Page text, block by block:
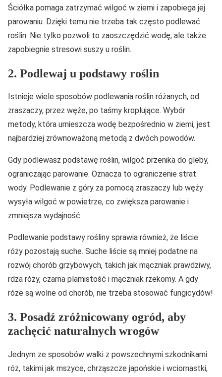
Ściółka pomaga zatrzymać wilgoć w ziemi i zapobiega jej
parowaniu. Dzięki temu nie trzeba tak często podlewać
roślin. Nie tylko pozwoli to zaoszczędzić wodę, ale także
zapobiegnie stresowi suszy u roślin.
2. Podlewaj u podstawy roślin
Istnieje wiele sposobów podlewania roślin różanych, od
zraszaczy, przez węże, po taśmy kroplujące. Wybór
metody, która umieszcza wodę bezpośrednio w ziemi, jest
najbardziej zrównoważoną metodą z dwóch powodów.
Gdy podlewasz podstawę roślin, wilgoć przenika do gleby,
ograniczając parowanie. Oznacza to ograniczenie strat
wody. Podlewanie z góry za pomocą zraszaczy lub węży
wysyła wilgoć w powietrze, co zwiększa parowanie i
zmniejsza wydajność.
Podlewanie podstawy rośliny sprawia również, że liście
róży pozostają suche. Suche liście są mniej podatne na
rozwój chorób grzybowych, takich jak mączniak prawdziwy,
rdza róży, czarna plamistość i mączniak rzekomy. A gdy
róże są wolne od chorób, nie trzeba stosować fungicydów!
3. Posadź zróżnicowany ogród, aby
zachęcić naturalnych wrogów
Jednym ze sposobów walki z powszechnymi szkodnikami
róż, takimi jak mszyce, chrząszcze japońskie i wciornastki,